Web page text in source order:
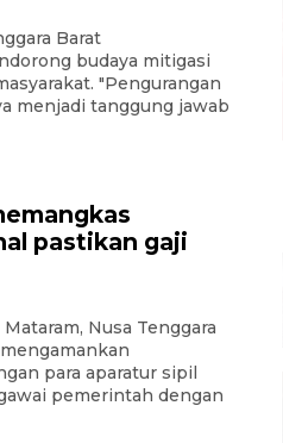
Barat
budaya mitigasi
"Pengurangan
menjadi tanggung jawab
pastikan gaji
Nusa Tenggara
para aparatur sipil
pemerintah dengan